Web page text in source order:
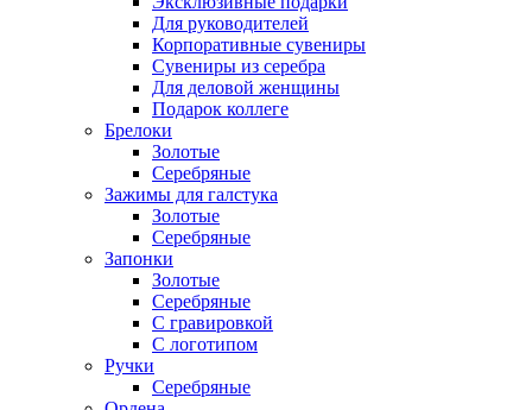
Для руководителей
Корпоративные сувениры
Сувениры из серебра
Для деловой женщины
Подарок коллеге
Брелоки
Золотые
Серебряные
Зажимы для галстука
Золотые
Серебряные
Запонки
Золотые
Серебряные
С гравировкой
С логотипом
Ручки
Серебряные